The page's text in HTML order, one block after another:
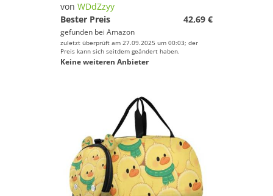
von WDdZzyy
Bester Preis
42,69 €
gefunden bei Amazon
zuletzt überprüft am 27.09.2025 um 00:03; der
Preis kann sich seitdem geändert haben.
Keine weiteren Anbieter